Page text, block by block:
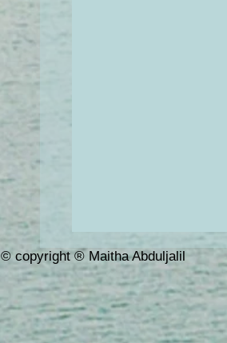
© copyright ® Maitha Abduljalil